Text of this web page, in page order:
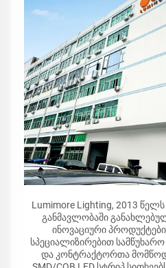
Lumimore Lighting, 2013
განმავლობაში
ინოვაციური
სპეციალიზირებით
და კონტრაქტორთა